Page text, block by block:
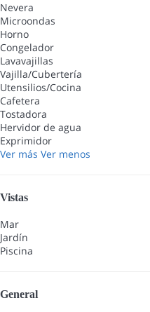
Nevera
Microondas
Horno
Congelador
Lavavajillas
Vajilla/Cubertería
Utensilios/Cocina
Cafetera
Tostadora
Hervidor de agua
Exprimidor
Ver más Ver menos
Vistas
Mar
Jardín
Piscina
General